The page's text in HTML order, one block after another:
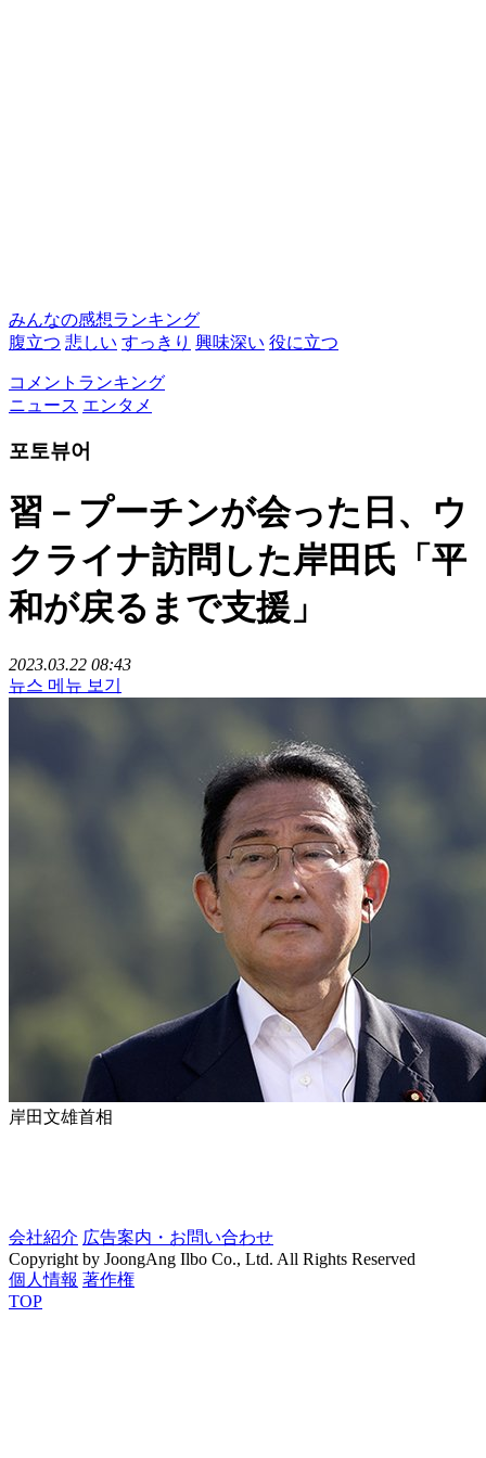
みんなの感想ランキング
腹立つ 悲しい すっきり 興味深い 役に立つ
コメントランキング
ニュース エンタメ
포토뷰어
習－プーチンが会った日、ウ
クライナ訪問した岸田氏「平
和が戻るまで支援」
2023.03.22 08:43
뉴스 메뉴 보기
岸田文雄首相
会社紹介 広告案内・お問い合わせ
Copyright by JoongAng Ilbo Co., Ltd. All Rights Reserved
個人情報 著作権
TOP